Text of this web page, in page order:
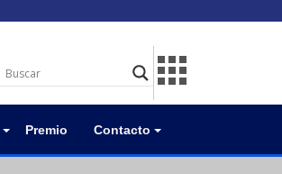
Premio Contacto